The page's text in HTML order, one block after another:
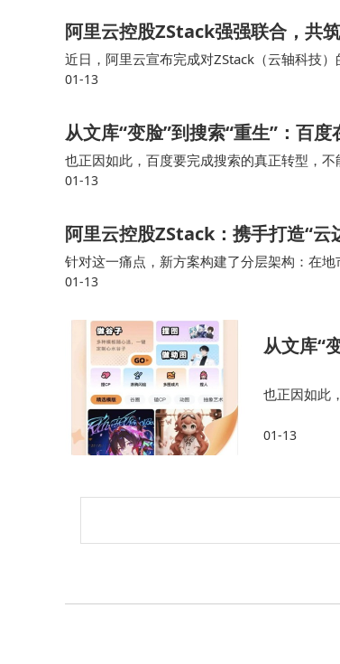
阿里云控股ZStack强强联合，共
近日，阿里云宣布完成对ZStack（云轴科技
打造标准化和普惠化的云边一体整体解决方
01-13
从文库“变脸”到搜索“重生”：百
也正因如此，百度要完成搜索的真正转型，
用户行为数据等进行更深层次的打通与集成
01-13
阿里云控股ZStack：携手打造“云
针对这一痛点，新方案构建了分层架构：在
本地存储3至6个月，承担初步分析任务；而
01-13
从文库“
也正因如此
道待破解的
01-13